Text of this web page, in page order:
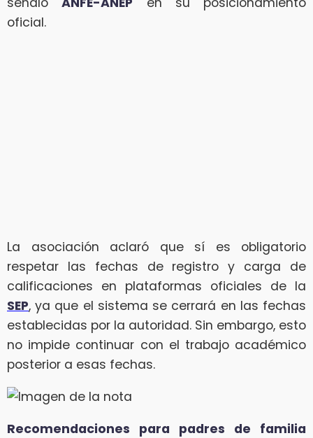
oficial.
La asociación aclaró que sí es obligatorio
respetar las fechas de registro y carga de
calificaciones en plataformas oficiales de la
SEP, ya que el sistema se cerrará en las fechas
establecidas por la autoridad. Sin embargo, esto
no impide continuar con el trabajo académico
posterior a esas fechas.
Recomendaciones para padres de familia